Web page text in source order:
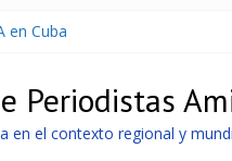
en Cuba
y Obreros en Cuba
fotovoltaicos
Periodistas
en el contexto regional y